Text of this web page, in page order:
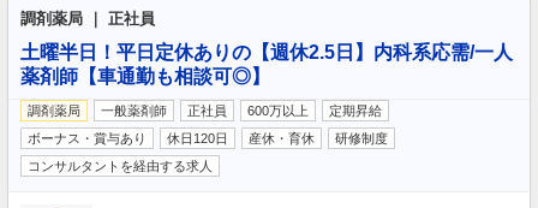
調剤薬局 ｜ 正社員
土曜半日！平日定休ありの【週休2.5日】内科系応需/一人
薬剤師【車通勤も相談可◎】
調剤薬局 一般薬剤師 正社員 600万以上
定期昇給
ボーナス・賞与あり
休日120日 産休・育休
研修制度
コンサルタントを経由する求人